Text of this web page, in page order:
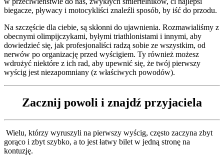
biegacze, pływacy i motocykliści znaleźli sposób, by iść do przodu.
Na szczęście dla ciebie, są skłonni do ujawnienia. Rozmawialiśmy z
obecnymi olimpijczykami, byłymi triathlonistami i innymi, aby
dowiedzieć się, jak profesjonaliści radzą sobie ze wszystkim, od
nerwów po organizację przed wyścigiem. Ty również możesz
wdrożyć niektóre z ich rad, aby upewnić się, że twój pierwszy
wyścig jest niezapomniany (z właściwych powodów).
Zacznij powoli i znajdź przyjaciela
Wielu, którzy wyruszyli na pierwszy wyścig, często zaczyna zbyt
gorąco i zbyt szybko, a to jest łatwy bilet w jedną stronę na
kontuzję.